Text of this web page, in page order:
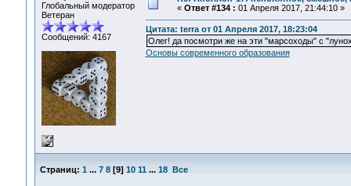
Глобальный модератор
Ветеран
Сообщений: 4167
« Ответ #134 : 01 Апреля 2017, 21:44:10 »
Цитата: terra от 01 Апреля 2017, 18:23:04
Олег! да посмотри же на эти "марсоходы" с
Основы современного образования
Страниц: 1 ... 7 8[9] 10 11 ... 18 Все